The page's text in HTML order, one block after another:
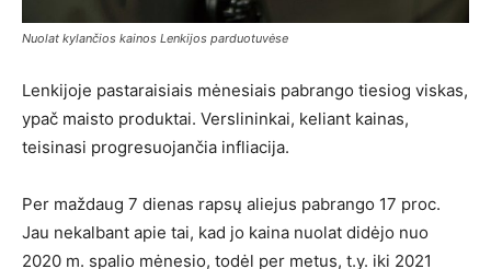
Nuolat kylančios kainos Lenkijos parduotuvėse
Lenkijoje pastaraisiais mėnesiais pabrango tiesiog viskas,
ypač maisto produktai. Verslininkai, keliant kainas,
teisinasi progresuojančia infliacija.
Per maždaug 7 dienas rapsų aliejus pabrango 17 proc.
Jau nekalbant apie tai, kad jo kaina nuolat didėjo nuo
2020 m. spalio mėnesio, todėl per metus, t.y. iki 2021